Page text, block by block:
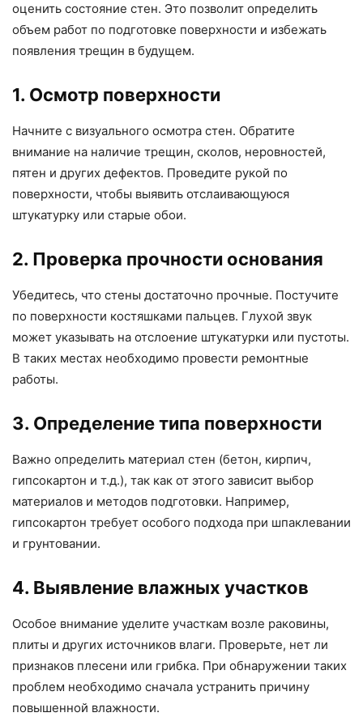
оценить состояние стен. Это позволит определить
объем работ по подготовке поверхности и избежать
появления трещин в будущем.
1. Осмотр поверхности
Начните с визуального осмотра стен. Обратите
внимание на наличие трещин, сколов, неровностей,
пятен и других дефектов. Проведите рукой по
поверхности, чтобы выявить отслаивающуюся
штукатурку или старые обои.
2. Проверка прочности основания
Убедитесь, что стены достаточно прочные. Постучите
по поверхности костяшками пальцев. Глухой звук
может указывать на отслоение штукатурки или пустоты.
В таких местах необходимо провести ремонтные
работы.
3. Определение типа поверхности
Важно определить материал стен (бетон, кирпич,
гипсокартон и т.д.), так как от этого зависит выбор
материалов и методов подготовки. Например,
гипсокартон требует особого подхода при шпаклевании
и грунтовании.
4. Выявление влажных участков
Особое внимание уделите участкам возле раковины,
плиты и других источников влаги. Проверьте, нет ли
признаков плесени или грибка. При обнаружении таких
проблем необходимо сначала устранить причину
повышенной влажности.